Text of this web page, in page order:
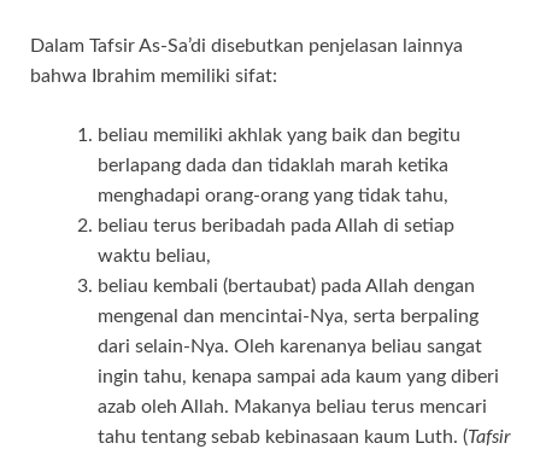
Dalam Tafsir As-Sa’di disebutkan penjelasan lainnya
bahwa Ibrahim memiliki sifat:
beliau memiliki akhlak yang baik dan begitu
berlapang dada dan tidaklah marah ketika
menghadapi orang-orang yang tidak tahu,
beliau terus beribadah pada Allah di setiap
waktu beliau,
beliau kembali (bertaubat) pada Allah dengan
mengenal dan mencintai-Nya, serta berpaling
dari selain-Nya. Oleh karenanya beliau sangat
ingin tahu, kenapa sampai ada kaum yang diberi
azab oleh Allah. Makanya beliau terus mencari
tahu tentang sebab kebinasaan kaum Luth. (Tafsir